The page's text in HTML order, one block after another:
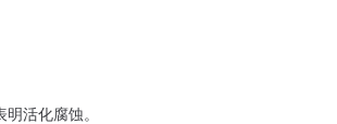
活化腐蚀。